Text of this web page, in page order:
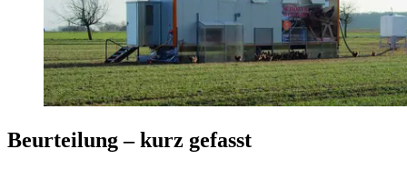
Beurteilung – kurz gefasst